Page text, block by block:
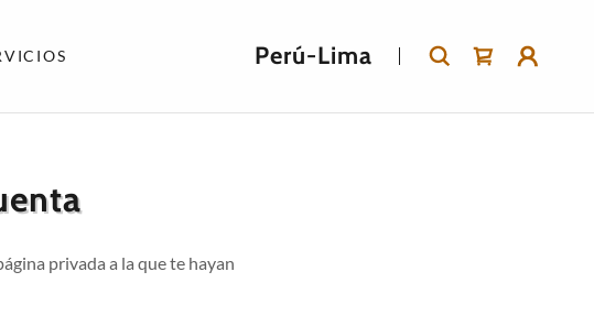
Perú-Lima
privada a la que te hayan